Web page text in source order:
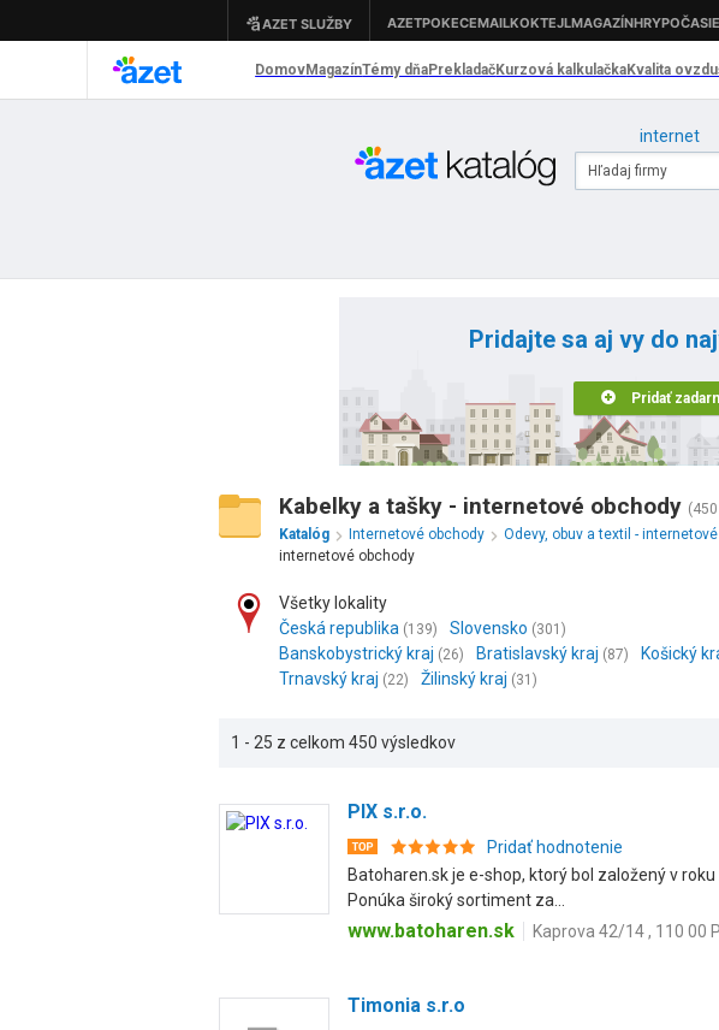
internet
Pridajte sa aj vy do
Pridať
Kabelky a tašky - internetové obchody
Katalóg
Internetové obchody Odevy, obuv a textil -
internetové obchody
Všetky lokality
Česká republika (139) Slovensko (301)
Banskobystrický kraj (26) Bratislavský kraj (87) Košický
Trnavský kraj (22) Žilinský kraj (31)
1 - 25 z celkom 450 výsledkov
PIX s.r.o.
Pridať hodnotenie
Batoharen.sk je e-shop, ktorý bol založený v
Ponúka široký sortiment za...
www.batoharen.sk Kaprova 42/14 , 110 00
Timonia s.r.o